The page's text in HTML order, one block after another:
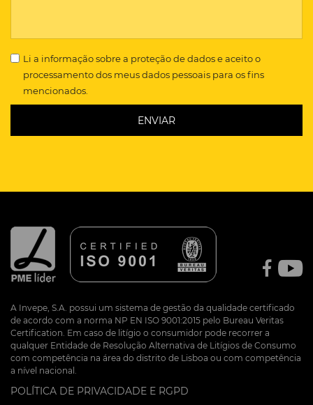
Li a informação sobre a proteção de dadose aceito o
processamento dos meus dados pessoais para os fins
mencionados.
A Invepe, S.A. possui um sistema de gestão da qualidade certificado
de acordo com a norma NP EN ISO 9001:2015 pelo Bureau Veritas
Certification. Em caso de litígio o consumidor pode recorrer a
qualquer Entidade de Resolução Alternativa de Litígios de Consumo
com competência na área do distrito de Lisboa ou com competência
a nível nacional.
POLÍTICA DE PRIVACIDADE E RGPD